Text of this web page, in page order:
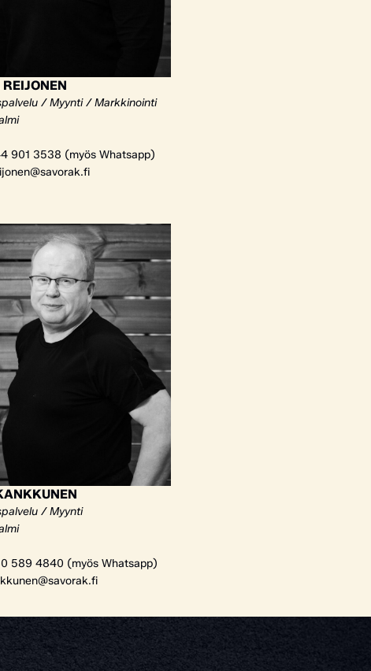
/ Myynti / Markkinointi
901 3538 (myös Whatsapp)
/ Myynti
589 4840 (myös Whatsapp)